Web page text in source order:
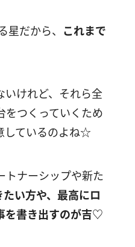
だから、 これまで
いけれど、それら全
をつくっていくため
しているのよね☆
トナーシップや新た
い方や、最高にロ
を書き出すのが吉♡